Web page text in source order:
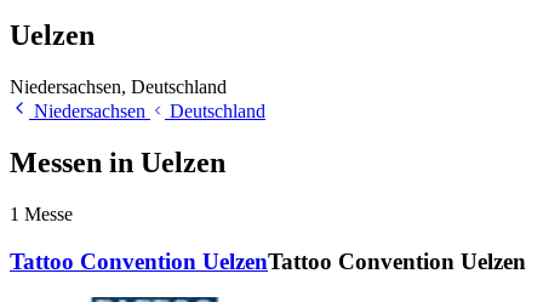
Uelzen
Niedersachsen, Deutschland
Niedersachsen
Deutschland
Messen in Uelzen
1 Messe
Tattoo Convention UelzenTattoo Convention Uelzen